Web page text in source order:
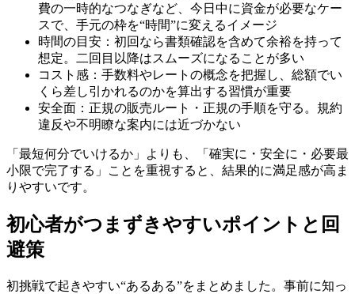
費の一時的なつなぎなど、今日中に資金が必要なケー
スで、手元の枠を“時間”に変えるイメージ
時間の目安：初回なら書類確認を含めて余裕を持って
想定。二回目以降はスムーズになることが多い
コスト感：手数料やレートの概念を把握し、総額でい
くら差し引かれるのかを算出する習慣が重要
安全面：正規の販売ルート・正規の手順を守る。規約
違反や不明瞭な案内には近づかない
「最短何分でいけるか」よりも、「確実に・安全に・必要最
小限で完了する」ことを重視すると、結果的に満足感が高ま
りやすいです。
初心者がつまずきやすいポイントと回
避策
初挑戦で起きやすい“あるある”をまとめました。事前に知っ